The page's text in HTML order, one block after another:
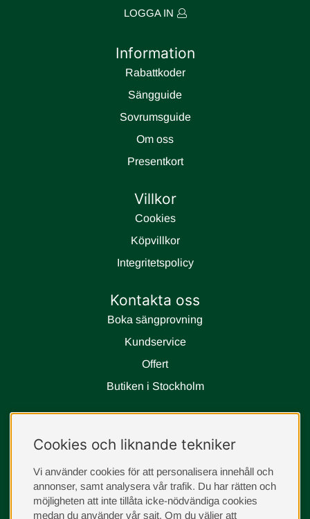
LOGGA IN
Information
Rabattkoder
Sängguide
Sovrumsguide
Om oss
Presentkort
Villkor
Cookies
Köpvillkor
Integritetspolicy
Kontakta oss
Boka sängprovning
Kundservice
Offert
Butiken i Stockholm
instagram
Cookies och liknande tekniker
Vi använder cookies för att personalisera innehåll och
annonser, samt analysera vår trafik. Du har rätten och
möjligheten att inte tillåta icke-nödvändiga cookies
medan du använder vår sajt. Om du väljer att